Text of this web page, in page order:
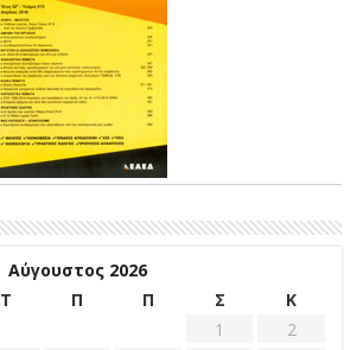
Αύγουστος 2026
Τ Π Π Σ
Κ
1
2